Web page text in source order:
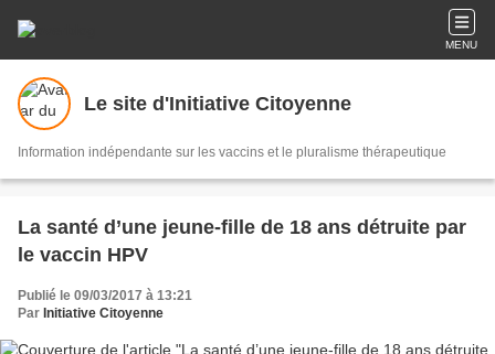
MENU
Le site d'Initiative Citoyenne
Information indépendante sur les vaccins et le pluralisme thérapeutique
La santé d’une jeune-fille de 18 ans détruite par
le vaccin HPV
Publié le 09/03/2017 à 13:21
Par Initiative Citoyenne